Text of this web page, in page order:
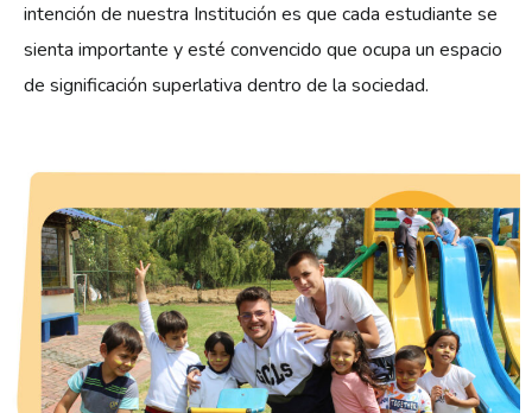
intención de nuestra Institución es que cada estudiante se
sienta importante y esté convencido que ocupa un espacio
de significación superlativa dentro de la sociedad.